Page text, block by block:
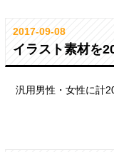
2017-09-08
イラスト素材を
汎用男性・女性に計